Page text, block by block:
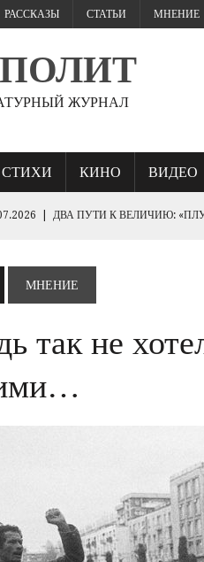
РАССКАЗЫ СТАТЬИ МНЕНИЕ
ЖУРНАЛ
СТИХИ КИНО ВИДЕО
ДВА ПУТИ К ВЕЛИЧИЮ:
230- ЛЕТИЮ ИМПЕРАТОРА НИКОЛАЯ I
1854–1855 ГГ.».
ГЕНЕРАЛ ШТУРМ: ПОЛКОВОДЧЕСКОЕ
МНЕНИЕ
так не